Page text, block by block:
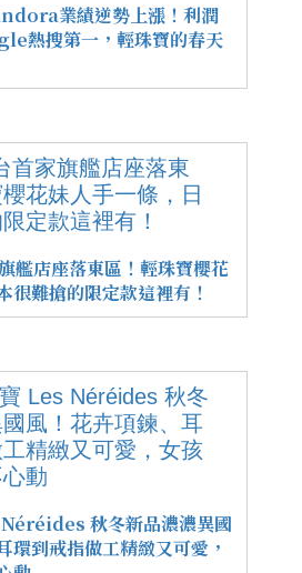
業績逆勢上漲！利潤
熱搜第一，輕珠寶的春天
艦店座落東區！輕珠寶櫻花
很難搶的限定款這裡有！
秋冬新品濃濃異國
環到戒指做工精緻又可愛，